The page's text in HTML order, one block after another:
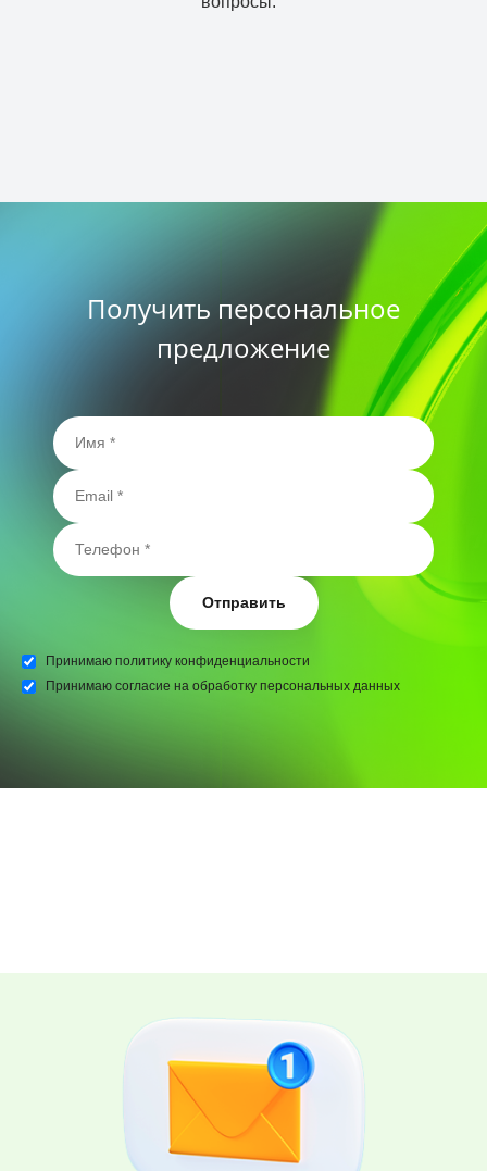
Получить персональное
предложение
Отправить
Принимаю политику конфиденциальности
Принимаю согласие на обработку персональных данных